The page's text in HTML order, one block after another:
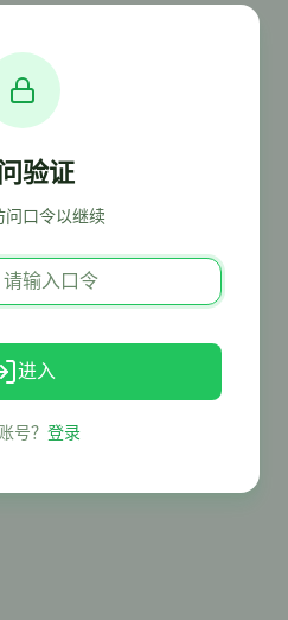
验证
问口令以继续
进入
号？ 登录